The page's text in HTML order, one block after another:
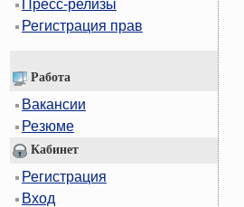
Пресс-релизы
Регистрация прав
Работа
Вакансии
Резюме
Кабинет
Регистрация
Вход